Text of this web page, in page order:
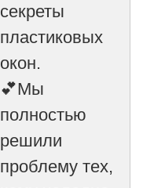
секреты
пластиковых
окон.
💕Мы
полностью
решили
проблему тех,